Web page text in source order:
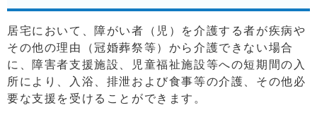
居宅において、障がい者（児）を介護する者が疾病や
その他の理由（冠婚葬祭等）から介護できない場合
に、障害者支援施設、児童福祉施設等への短期間の入
所により、入浴、排泄および食事等の介護、その他必
要な支援を受けることができます。